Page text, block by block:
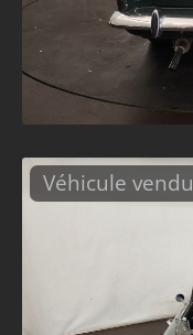
Véhicule vendu